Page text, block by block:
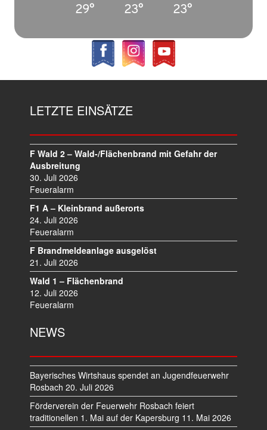
29° 23° 23°
LETZTE EINSÄTZE
F Wald 2 – Wald-/Flächenbrand mit Gefahr der
Ausbreitung
30. Juli 2026
Feueralarm
F1 A – Kleinbrand außerorts
24. Juli 2026
Feueralarm
F Brandmeldeanlage ausgelöst
21. Juli 2026
Wald 1 – Flächenbrand
12. Juli 2026
Feueralarm
NEWS
Bayerisches Wirtshaus spendet an Jugendfeuerwehr
Rosbach 20. Juli 2026
Förderverein der Feuerwehr Rosbach feiert
traditionellen 1. Mai auf der Kapersburg 11. Mai 2026